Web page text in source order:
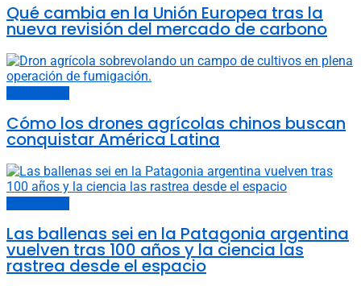
Qué cambia en la Unión Europea tras la
nueva revisión del mercado de carbono
Cómo los drones agrícolas chinos buscan
conquistar América Latina
Las ballenas sei en la Patagonia argentina
vuelven tras 100 años y la ciencia las
rastrea desde el espacio